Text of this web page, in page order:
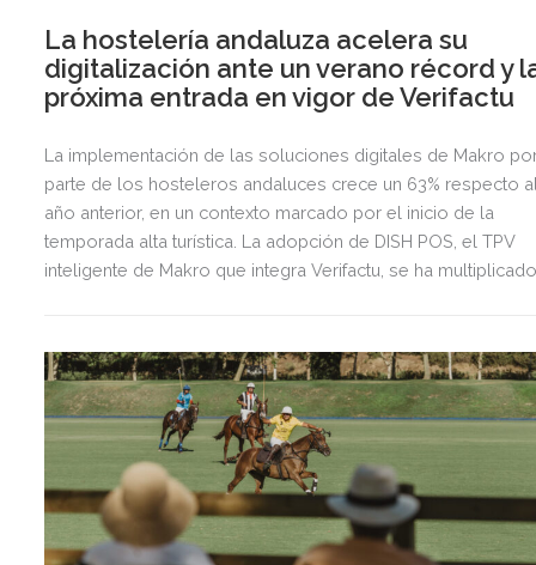
La hostelería andaluza acelera su
digitalización ante un verano récord y
próxima entrada en vigor de Verifactu
La implementación de las soluciones digitales de Makro
parte de los hosteleros andaluces crece un 63% respecto
año anterior, en un contexto marcado por el inicio de la
temporada alta turística. La adopción de DISH POS, el TPV
inteligente de Makro que integra Verifactu, se ha